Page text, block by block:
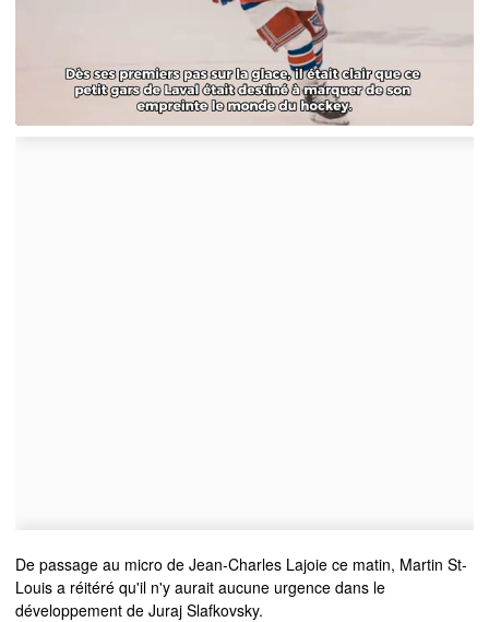
De passage au micro de Jean-Charles Lajoie ce matin, Martin St-
Louis a réitéré qu'il n'y aurait aucune urgence dans le
développement de Juraj Slafkovsky.